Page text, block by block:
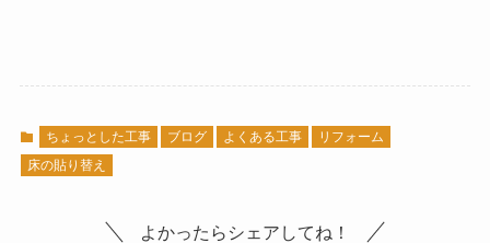
ちょっとした工事 ブログ よくある工事
リフォーム
床の貼り替え
よかったらシェアしてね！